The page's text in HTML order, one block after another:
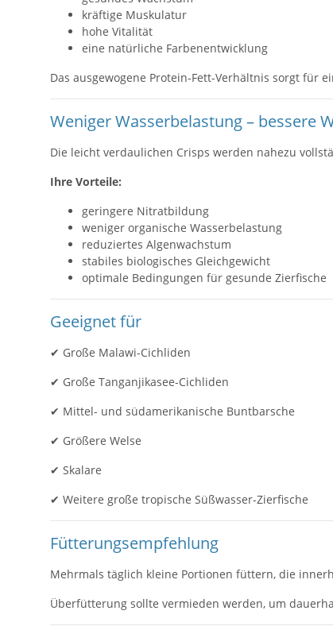
kräftige Muskulatur
hohe Vitalität
eine natürliche Farbenentwicklung
Das ausgewogene Protein-Fett-Verhältnis sorgt für
Weniger Wasserbelastung – bessere
Die leicht verdaulichen Crisps werden nahezu
Ihre Vorteile:
geringere Nitratbildung
weniger organische Wasserbelastung
reduziertes Algenwachstum
stabiles biologisches Gleichgewicht
optimale Bedingungen für gesunde Zierfische
Geeignet für
✔ Große Malawi-Cichliden
✔ Große Tanganjikasee-Cichliden
✔ Mittel- und südamerikanische Buntbarsche
✔ Größere Welse
✔ Skalare
✔ Weitere große tropische Süßwasser-Zierfische
Fütterungsempfehlung
Mehrmals täglich kleine Portionen füttern, die
Überfütterung sollte vermieden werden, um